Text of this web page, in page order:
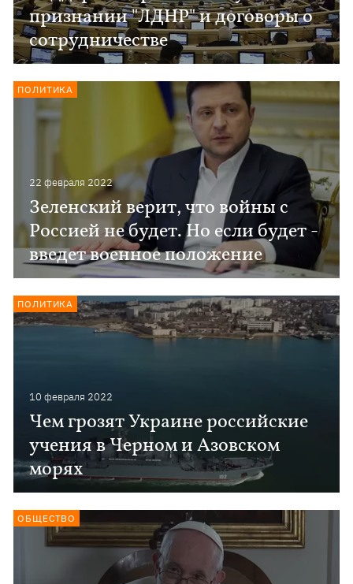
признании "ЛДНР" и договоры о
сотрудничестве
22 февраля 2022
Зеленский верит, что войны с
Россией не будет. Но если будет -
введет военное положение
ПОЛИТИКА
10 февраля 2022
Чем грозят Украине российские
учения в Черном и Азовском
морях
ПОЛИТИКА
ОБЩЕСТВО